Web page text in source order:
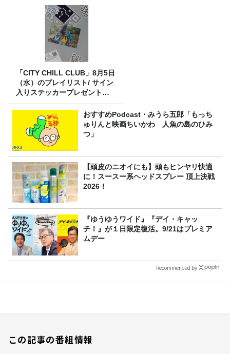
「CITY CHILL CLUB」8月5日
（水）のプレイリスト/ サイン
入りステッカープレゼント有
り
おすすめPodcast・みうら五郎「もっち
ゅりんと映画ちいかわ 人魚の島のひみ
つ」
【頭皮のニオイにも】頭もヒンヤリ快適
に！スースー系ヘッドスプレー 頂上決戦
2026！
『ゆうゆうワイド』『デイ・キャッ
チ！』が１日限定復活。9/21はプレミア
ムデー
Recommended by
この記事の番組情報